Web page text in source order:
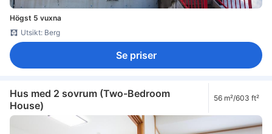
Högst 5 vuxna
Utsikt: Berg
Se priser
Hus med 2 sovrum (Two-Bedroom
House)
56 m²/603 ft²